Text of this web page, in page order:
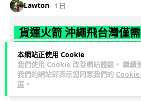
本網站正使用 Cookie
我們使用 Cookie 改善網站體驗。 繼續
我們的網站即表示您同意我們的 Cookie
策 。
Lawton 1 日
貨運火箭 沖繩飛台灣僅
【真正用火箭送貨】美國初創 Hop Aero
箭，聲稱可在 15 分鐘內將 250 公斤物資